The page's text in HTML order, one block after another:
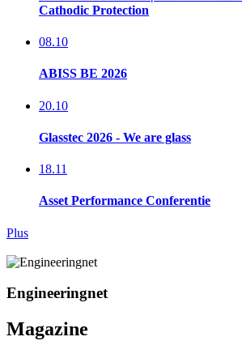
Cathodic Protection
08.10
ABISS BE 2026
20.10
Glasstec 2026 - We are glass
18.11
Asset Performance Conferentie
Plus
Engineeringnet
Magazine